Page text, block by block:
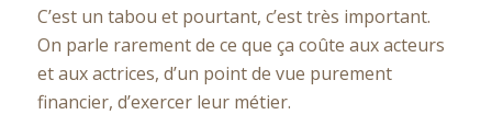
C’est un tabou et pourtant, c’est très important.
On parle rarement de ce que ça coûte aux acteurs
et aux actrices, d’un point de vue purement
financier, d’exercer leur métier.